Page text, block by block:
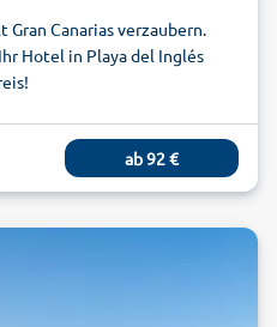
Gran Canarias verzaubern.
Hotel in Playa del Inglés
ab92€